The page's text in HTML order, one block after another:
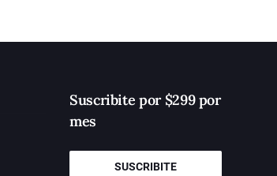
Suscribite por $299 por
mes
SUSCRIBITE